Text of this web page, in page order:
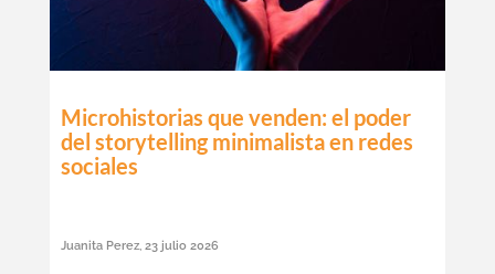
Microhistorias que venden: el poder
del storytelling minimalista en redes
sociales
Juanita Perez, 23 julio 2026